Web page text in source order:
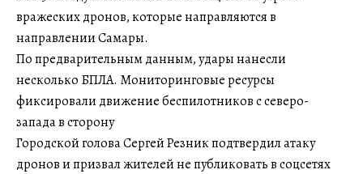
вражеских дронов, которые направляются в
направлении Самары.
По предварительным данным, удары нанесли
несколько БПЛА. Мониторинговые ресурсы
фиксировали движение беспилотников с северо-
запада в сторону
Городской голова Сергей Резник подтвердил атаку
дронов и призвал жителей не публиковать в соцсетях